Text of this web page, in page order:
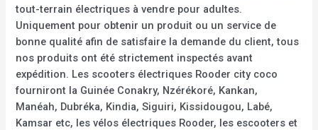
tout-terrain électriques à vendre pour adultes.
Uniquement pour obtenir un produit ou un service de
bonne qualité afin de satisfaire la demande du client, tous
nos produits ont été strictement inspectés avant
expédition. Les scooters électriques Rooder city coco
fourniront la Guinée Conakry, Nzérékoré, Kankan,
Manéah, Dubréka, Kindia, Siguiri, Kissidougou, Labé,
Kamsar etc, les vélos électriques Rooder, les escooters et